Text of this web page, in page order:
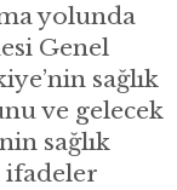
yolunda
Genel
sağlık
ve gelecek
sağlık